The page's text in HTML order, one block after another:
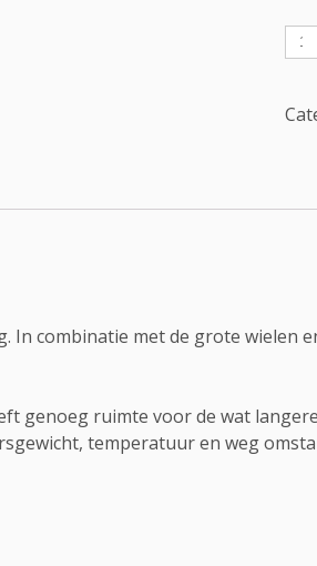
4
In combinatie met de grote wielen
genoeg ruimte voor de wat
temperatuur en weg